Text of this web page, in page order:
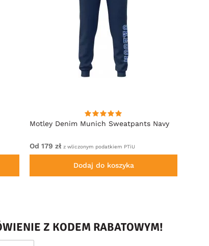
Motley Denim Munich Sweatpants Navy
Od 179 zł z wliczonym podatkiem PTiU
Dodaj do koszyka
Z KODEM RABATOWYM!